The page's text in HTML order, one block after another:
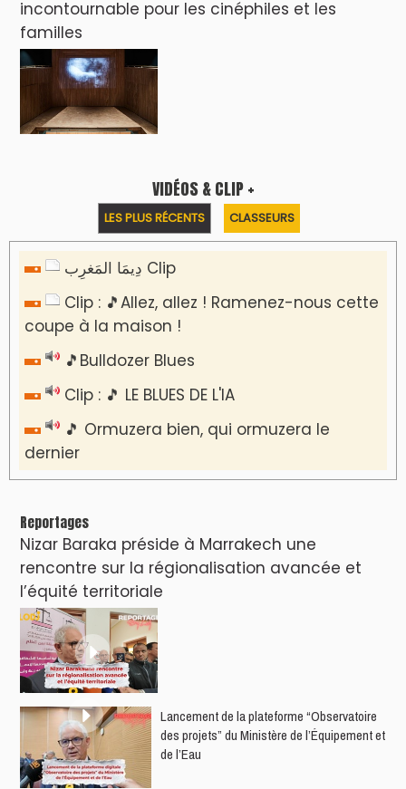
incontournable pour les cinéphiles et les
familles
VIDÉOS & CLIP +
LES PLUS RÉCENTS CLASSEURS
دِيمَا المَغرِب Clip
Clip : 🎵Allez, allez ! Ramenez-nous cette
coupe à la maison !
🎵Bulldozer Blues
Clip : 🎵 LE BLUES DE L'IA
🎵 Ormuzera bien, qui ormuzera le
dernier
Reportages
Nizar Baraka préside à Marrakech une
rencontre sur la régionalisation avancée et
l’équité territoriale
​Lancement de la plateforme “Observatoire
des projets” du Ministère de l’Équipement et
de l’Eau